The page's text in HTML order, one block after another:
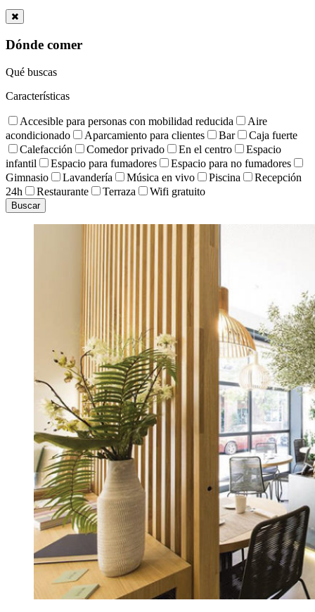
Dónde comer
Qué buscas
Características
Accesible para personas con mobilidad reducida
Aire
acondicionado
Aparcamiento para clientes Bar
Caja fuerte
Calefacción
Comedor privado En el centro
Espacio
infantil
Espacio para fumadores
Espacio para no fumadores
Gimnasio
Lavandería Música en vivo Piscina
Recepción
24h
Restaurante Terraza Wifi gratuito